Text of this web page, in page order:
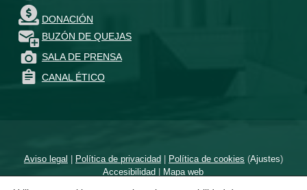
DONACIÓN
BUZÓN DE QUEJAS
SALA DE PRENSA
CANAL ÉTICO
Aviso legal | Política de privacidad| Política de cookies (Ajustes)
Accesibilidad | Mapa web